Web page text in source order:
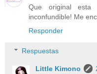
Que original
inconfundible! Me
Responder
Respuestas
Little Kimono